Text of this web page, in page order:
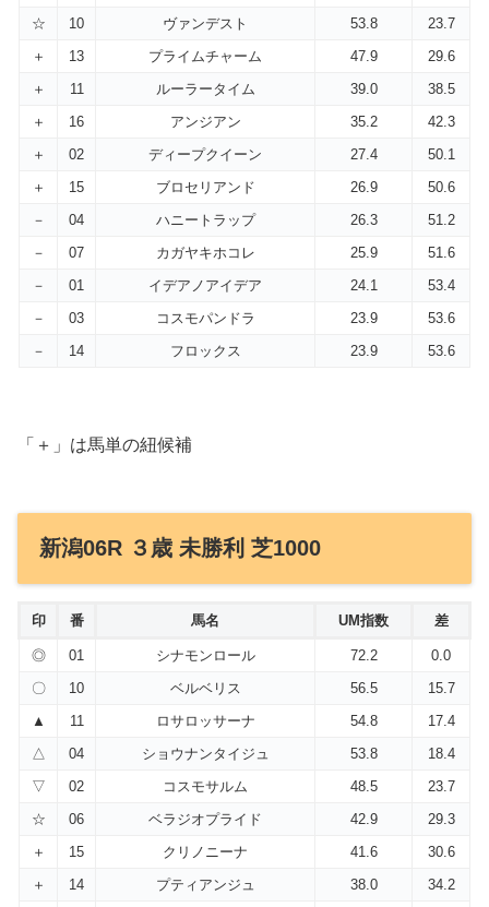
☆
10 ヴァンデスト 53.8
23.7
＋
13 プライムチャーム 47.9
29.6
＋
11 ルーラータイム 39.0
38.5
＋
16 アンジアン 35.2
42.3
＋
02 ディープクイーン 27.4
50.1
＋
15 ブロセリアンド 26.9
50.6
－
04 ハニートラップ 26.3
51.2
－
07 カガヤキホコレ 25.9
51.6
－
01 イデアノアイデア 24.1
53.4
－
03 コスモパンドラ 23.9
53.6
－
14 フロックス 23.9 53.6
「＋」は馬単の紐候補
新潟06R ３歳 未勝利 芝1000
印 番 馬名 UM指数 差
◎ 01 シナモンロール 72.2
0.0
〇
10 ベルベリス 56.5
15.7
▲
11 ロサロッサーナ 54.8
17.4
△
04 ショウナンタイジュ 53.8
18.4
▽
02 コスモサルム 48.5
23.7
☆
06 ベラジオプライド 42.9
29.3
＋
15 クリノニーナ 41.6
30.6
＋
14 プティアンジュ 38.0
34.2